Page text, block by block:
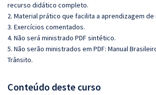
recurso didático completo.
2. Material prático que facilita a aprendizagem de
3. Exercícios comentados.
4. Não será ministrado PDF sintético.
5. Não serão ministrados em PDF: Manual
Trânsito.
Conteúdo deste curso